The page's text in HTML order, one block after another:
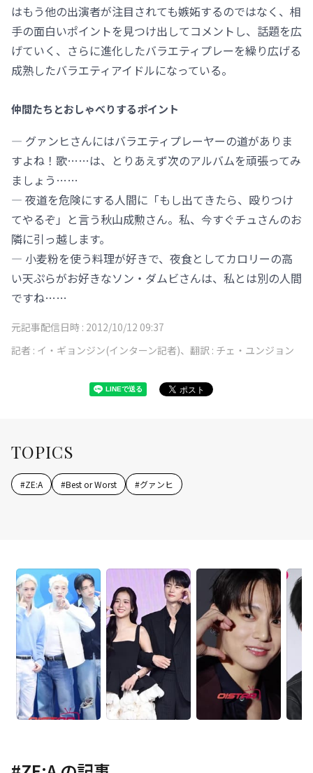
はもう他の出演者が注目されても嫉妬するのではなく、相
手の面白いポイントを見つけ出してコメントし、話題を広
げていく、さらに進化したバラエティプレーを繰り広げる
成熟したバラエティアイドルになっている。
仲間たちとおしゃべりするポイント
― グァンヒさんにはバラエティプレーヤーの道がありま
すよね！歌……は、とりあえず次のアルバムを頑張ってみ
ましょう……
― 夜道を危険にする人間に「もし出てきたら、殴りつけ
てやるぞ」と言う秋山成勲さん。私、今すぐチュさんのお
隣に引っ越します。
― 小麦粉を使う料理が好きで、夜食としてカロリーの高
い天ぷらがお好きなソン・ダムビさんは、私とは別の人間
ですね……
元記事配信日時 : 2012/10/12 09:37
記者 : イ・ギョンジン(インターン記者)、翻訳 : チェ・ユンジョン
TOPICS
#ZE:A #Best or Worst #グァンヒ